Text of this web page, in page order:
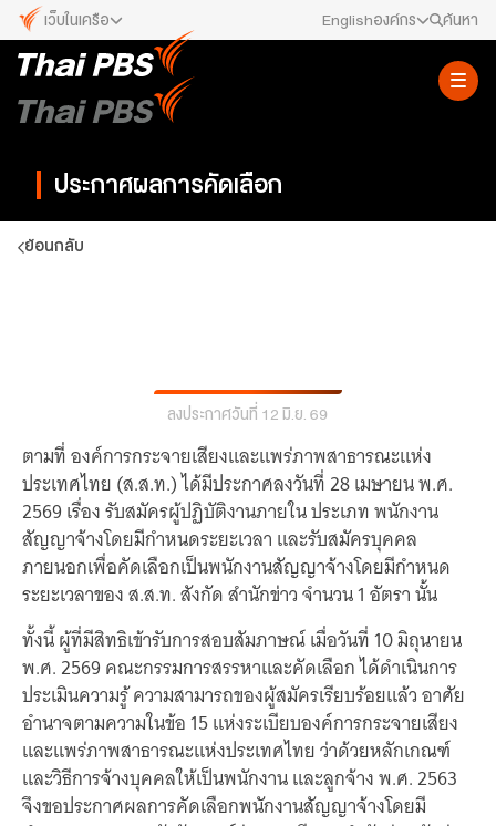
เว็บในเครือ
เว็บไซต์ในเครือ
ALTV
ทุกความสุข...ดูฟรี ไม่มีโฆษณา
Thai PBS World
เว็บไซต์บริการ
C-SITE
เพราะพลังการสื่อสารอยู่ในมือคุณ
Locals
จับตาอนาคตประเทศไทย
The Visual
Thai PBS Verify
ตรวจสอบข่าวปลอม คัดกรองข่าวจริง
Englishองค์กร ค้นหา
ประกาศผลการคัดเลือก
ย้อนกลับ
ลงประกาศวันที่ 12 มิ.ย. 69
ตามที่ องค์การกระจายเสียงและแพร่ภาพสาธารณะแห่ง
ประเทศไทย (ส.ส.ท.) ได้มีประกาศลงวันที่ 28 เมษายน พ.ศ.
2569 เรื่อง รับสมัครผู้ปฏิบัติงานภายใน ประเภท พนักงาน
สัญญาจ้างโดยมีกำหนดระยะเวลา และรับสมัครบุคคล
ภายนอกเพื่อคัดเลือกเป็นพนักงานสัญญาจ้างโดยมีกำหนด
ระยะเวลาของ ส.ส.ท. สังกัด สำนักข่าว จำนวน 1 อัตรา นั้น
ทั้งนี้ ผู้ที่มีสิทธิเข้ารับการสอบสัมภาษณ์ เมื่อวันที่ 10 มิถุนายน
พ.ศ. 2569 คณะกรรมการสรรหาและคัดเลือก ได้ดำเนินการ
ประเมินความรู้ ความสามารถของผู้สมัครเรียบร้อยแล้ว อาศัย
อำนาจตามความในข้อ 15 แห่งระเบียบองค์การกระจายเสียง
และแพร่ภาพสาธารณะแห่งประเทศไทย ว่าด้วยหลักเกณฑ์
และวิธีการจ้างบุคคลให้เป็นพนักงาน และลูกจ้าง พ.ศ. 2563
จึงขอประกาศผลการคัดเลือกพนักงานสัญญาจ้างโดยมี